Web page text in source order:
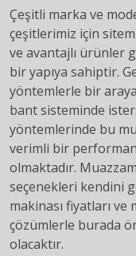
Çeşitli marka ve
çeşitlerimiz için
ve avantajlı ürünler
bir yapıya sahiptir.
yöntemlerle bir
bant sisteminde
yöntemlerinde bu
verimli bir
olmaktadır.
seçenekleri kendini
makinası fiyatları
çözümlerle burada
olacaktır.